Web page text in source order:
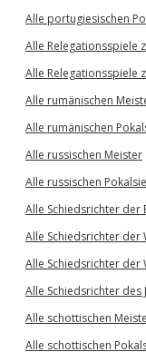
Alle portugiesischen
Alle Relegationsspiele
Alle Relegationsspiele
Alle rumänischen
Alle rumänischen
Alle russischen Meister
Alle russischen
Alle Schiedsrichter der
Alle Schiedsrichter der
Alle Schiedsrichter der
Alle Schiedsrichter des
Alle schottischen
Alle schottischen